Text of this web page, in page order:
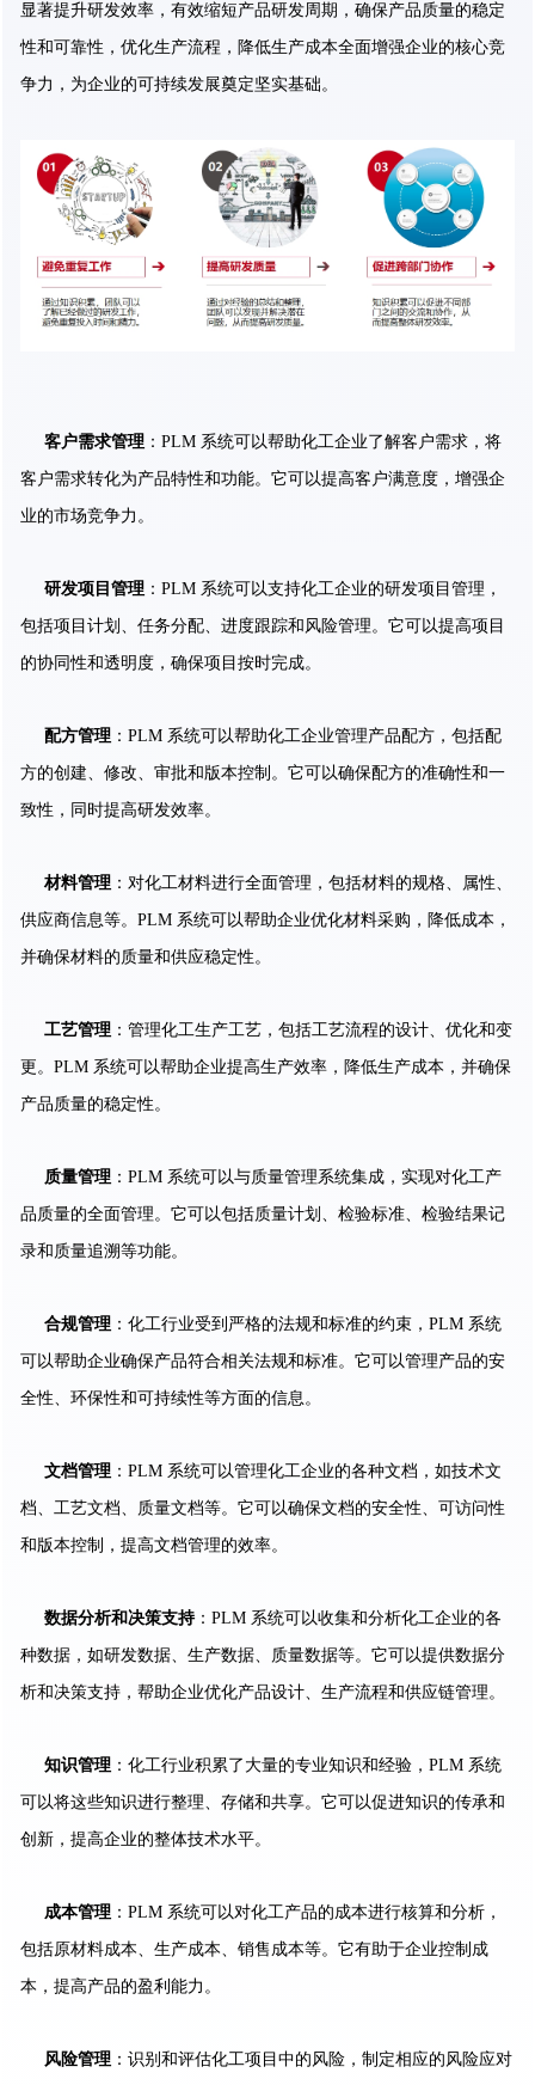
显著提升研发效率，有效缩短产品研发周期，确保产品质量的稳定
性和可靠性，优化生产流程，降低生产成本全面增强企业的核心竞
争力，为企业的可持续发展奠定坚实基础。
客户需求管理 ：PLM 系统可以帮助化工企业了解客户需求，将
客户需求转化为产品特性和功能。它可以提高客户满意度，增强企
业的市场竞争力。
研发项目管理 ：PLM 系统可以支持化工企业的研发项目管理，
包括项目计划、任务分配、进度跟踪和风险管理。它可以提高项目
的协同性和透明度，确保项目按时完成。
配方管理 ：PLM 系统可以帮助化工企业管理产品配方，包括配
方的创建、修改、审批和版本控制。它可以确保配方的准确性和一
致性，同时提高研发效率。
材料管理 ：对化工材料进行全面管理，包括材料的规格、属性、
供应商信息等。PLM 系统可以帮助企业优化材料采购，降低成本，
并确保材料的质量和供应稳定性。
工艺管理 ：管理化工生产工艺，包括工艺流程的设计、优化和变
更。PLM 系统可以帮助企业提高生产效率，降低生产成本，并确保
产品质量的稳定性。
质量管理 ：PLM 系统可以与质量管理系统集成，实现对化工产
品质量的全面管理。它可以包括质量计划、检验标准、检验结果记
录和质量追溯等功能。
合规管理 ：化工行业受到严格的法规和标准的约束，PLM 系统
可以帮助企业确保产品符合相关法规和标准。它可以管理产品的安
全性、环保性和可持续性等方面的信息。
文档管理 ：PLM 系统可以管理化工企业的各种文档，如技术文
档、工艺文档、质量文档等。它可以确保文档的安全性、可访问性
和版本控制，提高文档管理的效率。
数据分析和决策支持：PLM 系统可以收集和分析化工企业的各
种数据，如研发数据、生产数据、质量数据等。它可以提供数据分
析和决策支持，帮助企业优化产品设计、生产流程和供应链管理。
知识管理 ：化工行业积累了大量的专业知识和经验，PLM 系统
可以将这些知识进行整理、存储和共享。它可以促进知识的传承和
创新，提高企业的整体技术水平。
成本管理 ：PLM 系统可以对化工产品的成本进行核算和分析，
包括原材料成本、生产成本、销售成本等。它有助于企业控制成
本，提高产品的盈利能力。
风险管理 ：识别和评估化工项目中的风险，制定相应的风险应对